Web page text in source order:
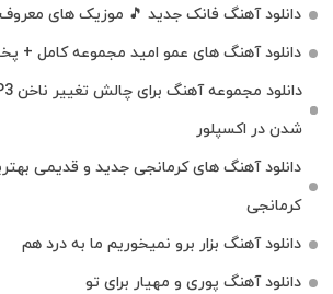
دانلود آهنگ فانک جدید 🎵 موزیک‌ های
دانلود آهنگ های عمو امید مجموعه کامل +
شدن در اکسپلور
دانلود آهنگ‌ های کرمانجی جدید و قدیمی
کرمانجی
دانلود آهنگ بزار برو نمیخوریم ما به درد هم
دانلود آهنگ پوری و مهیار برای تو